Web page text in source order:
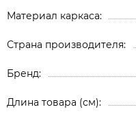
Материал каркаса
Страна производителя
Бренд
Длина товара (см)